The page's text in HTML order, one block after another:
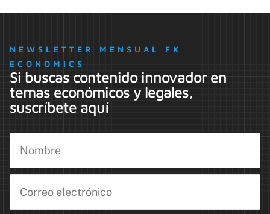
NEWSLETTER MENSUAL FK
ECONOMICS
Si buscas contenido innovador en
temas económicos y legales,
suscríbete aquí